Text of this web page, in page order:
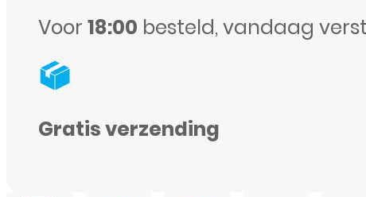
ZwartVoor 18:00 besteld, vandaag
Gratis verzending